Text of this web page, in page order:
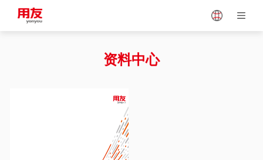
Vietnam
资料中心